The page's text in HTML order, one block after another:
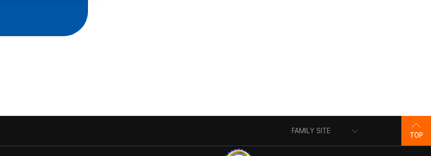
FAMILY SITE
IBK기업은행
TOP